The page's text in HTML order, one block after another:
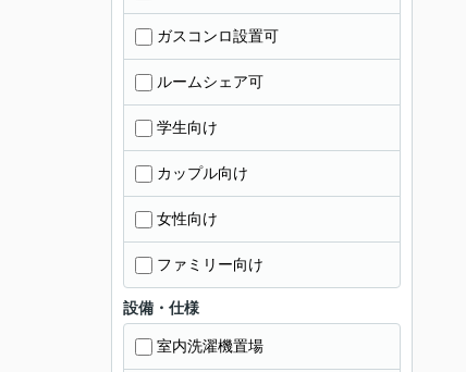
ガスコンロ設置可
ルームシェア可
学生向け
カップル向け
女性向け
ファミリー向け
設備・仕様
室内洗濯機置場